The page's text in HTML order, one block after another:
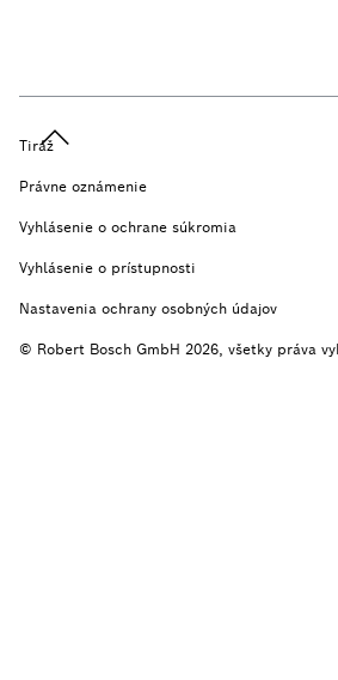
Tiráž
Právne oznámenie
Vyhlásenie o ochrane súkromia
Vyhlásenie o prístupnosti
Nastavenia ochrany osobných údajov
© Robert Bosch GmbH 2026, všetky práva